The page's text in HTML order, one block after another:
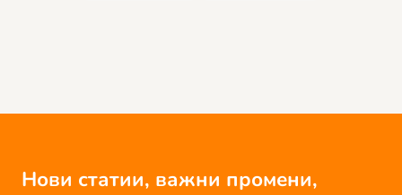
Нови статии, важни промени,